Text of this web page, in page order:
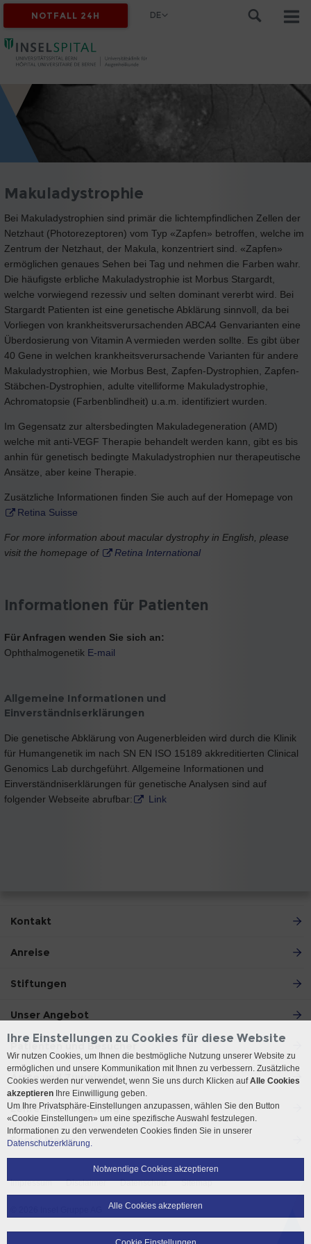
NOTFALL 24H DE
Makuladystrophie
Bei Makuladystrophien sind primär die lichtempfindlichen Zellen der
Netzhaut (Photorezeptoren) vom Typ «Zapfen» betroffen, welche im
Zentrum der Netzhaut, der Makula, konzentriert sind. «Zapfen»
ermöglichen genaues Sehen bei Tag und nehmen die Farben wahr.
Die häufigste erbliche Makuladystrophie ist Morbus Stargardt,
welche vorwiegend rezessiv und selten dominant vererbt wird. Bei
Stargardt Patienten ist eine genetische Abklärung sinnvoll, da bei
Vorliegen von krankheitsverursachenden ABCA4 Genvarianten eine
Überdosierung von Vitamin A vermieden werden sollte. Es gibt über
40 Gene in welchen krankheitsverursachende Varianten für andere
Makuladystrophien, wie Morbus Best, Zapfen-Dystrophien, Zapfen-
Stäbchen-Dystrophien, adulte vitelliforme Makuladystrophie,
Achromatopsie (Farbenblindheit) u.a.m. identifiziert wurden.
Im Gegensatz zur altersbedingten Makuladegeneration (AMD)
welche mit anti-VEGF Therapie behandelt werden kann, gibt es bis
anhin für genetisch bedingte Makuladystrophien nur therapeutische
Ansätze, aber keine Therapie.
Zusätzliche Informationen finden Sie auch auf der Homepage von
Retina Suisse
For more information about macular dystrophy in English, please
visit the homepage of
Retina International
Informationen für Patienten
Für Anfragen wenden Sie sich an:
Ophthalmogenetik E-mail
Allgemeine Informationen und
Einverständniserklärungen
Die genetische Abklärung von Augenerbleiden wird durch die Klinik
für Humangenetik im nach SN EN ISO 15189 akkreditierten Clinical
Genomics Lab durchgeführt. Allgemeine Informationen und
Einverständniserklärungen für genetische Analysen sind auf
folgender Webseite abrufbar:
Link
Kontakt
Anreise
Stiftungen
Unser Angebot
Patienten und Besucher
Ärzte und Zuweiser
Lehre und Forschung
Social Media
Impressum Disclaimer Datenschutz Sitemap
Ihre Einstellungen zu Cookies für diese Website
Wir nutzen Cookies, um Ihnen die bestmögliche Nutzung unserer Website zu
ermöglichen und unsere Kommunikation mit Ihnen zu verbessern. Zusätzliche
Cookies werden nur verwendet, wenn Sie uns durch Klicken aufAlle Cookies
akzeptieren Ihre Einwilligung geben.
Um Ihre Privatsphäre-Einstellungen anzupassen, wählen Sie den Button
«Cookie Einstellungen» um eine spezifische Auswahl festzulegen.
Informationen zu den verwendeten Cookies finden Sie in unserer
Datenschutzerklärung.
Notwendige Cookies akzeptieren
Alle Cookies akzeptieren